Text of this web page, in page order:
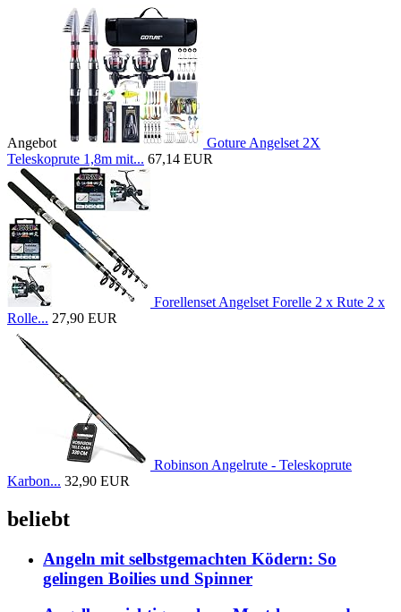
Angebot
Goture Angelset 2X
Teleskoprute 1,8m mit... 67,14 EUR
Forellenset Angelset Forelle 2 x Rute 2 x
Rolle... 27,90 EUR
Robinson Angelrute - Teleskoprute
Karbon... 32,90 EUR
beliebt
Angeln mit selbstgemachten Ködern: So
gelingen Boilies und Spinner